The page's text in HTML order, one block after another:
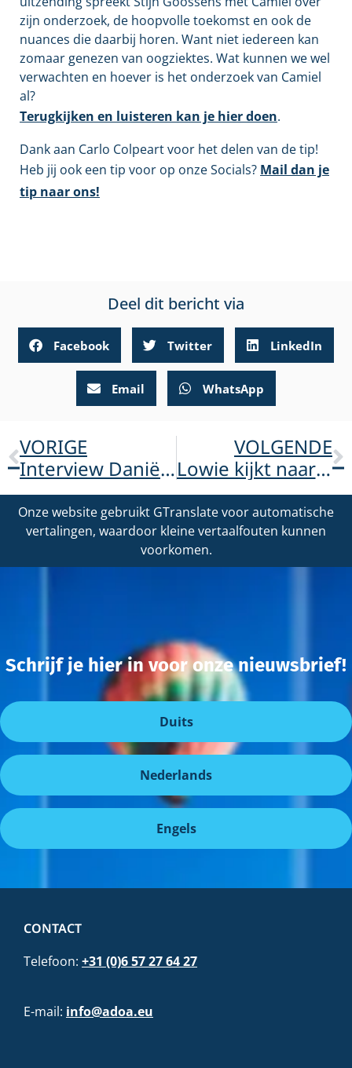
zijn onderzoek, de hoopvolle toekomst en ook de
nuances die daarbij horen. Want niet iedereen kan
zomaar genezen van oogziektes. Wat kunnen we wel
verwachten en hoever is het onderzoek van Camiel
al?
Terugkijken en luisteren kan je hier doen.
Dank aan Carlo Colpeart voor het delen van de tip!
Heb jij ook een tip voor op onze Socials? Mail dan je
tip naar ons!
Deel dit bericht via
Facebook Twitter LinkedIn
Email WhatsApp
VORIGE
Interview Daniëlle in Wendy Online
VOLGENDE
Lowie kijkt naar wat hij wél kan
Onze website gebruikt GTranslate voor automatische
vertalingen, waardoor kleine vertaalfouten kunnen
voorkomen.
Schrijf je hier in voor onze nieuwsbrief!
Duits
Nederlands
Engels
CONTACT
Telefoon: +31 (0)6 57 27 64 27
E-mail: info@adoa.eu